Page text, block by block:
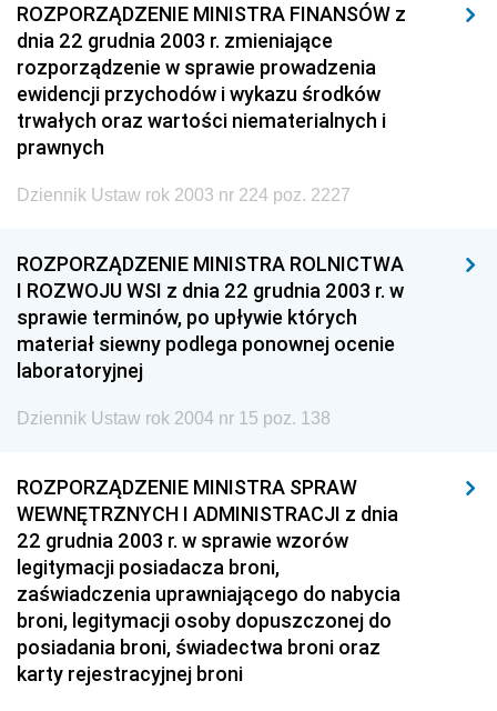
ROZPORZĄDZENIE MINISTRA FINANSÓW z
dnia 22 grudnia 2003 r. zmieniające
rozporządzenie w sprawie prowadzenia
ewidencji przychodów i wykazu środków
trwałych oraz wartości niematerialnych i
prawnych
Dziennik Ustaw rok 2003 nr 224 poz. 2227
ROZPORZĄDZENIE MINISTRA ROLNICTWA
I ROZWOJU WSI z dnia 22 grudnia 2003 r. w
sprawie terminów, po upływie których
materiał siewny podlega ponownej ocenie
laboratoryjnej
Dziennik Ustaw rok 2004 nr 15 poz. 138
ROZPORZĄDZENIE MINISTRA SPRAW
WEWNĘTRZNYCH I ADMINISTRACJI z dnia
22 grudnia 2003 r. w sprawie wzorów
legitymacji posiadacza broni,
zaświadczenia uprawniającego do nabycia
broni, legitymacji osoby dopuszczonej do
posiadania broni, świadectwa broni oraz
karty rejestracyjnej broni